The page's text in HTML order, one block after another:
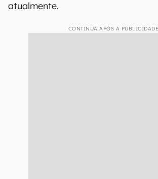
atualmente.
CONTINUA APÓS A PUBLICIDADE